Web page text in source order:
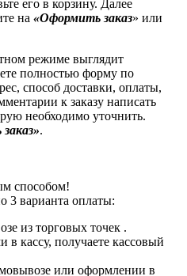
его в корзину. Далее
на «Оформить заказ» или
режиме выглядит
полностью форму по
способ доставки, оплаты,
к заказу написать
необходимо уточнить.
.
способом!
3 варианта оплаты:
из торговых точек .
кассу, получаете кассовый
или оформлении в